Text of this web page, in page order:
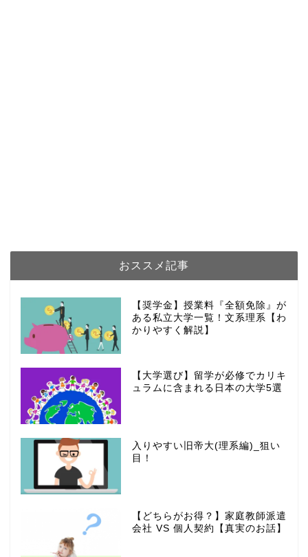
おススメ記事
【奨学金】授業料『全額免除』が
ある私立大学一覧！文系理系【わ
かりやすく解説】
【大学選び】留学が必修でカリキ
ュラムに含まれる日本の大学5選
入りやすい旧帝大(理系編)_狙い
目！
【どちらがお得？】家庭教師派遣
会社 VS 個人契約【真実のお話】